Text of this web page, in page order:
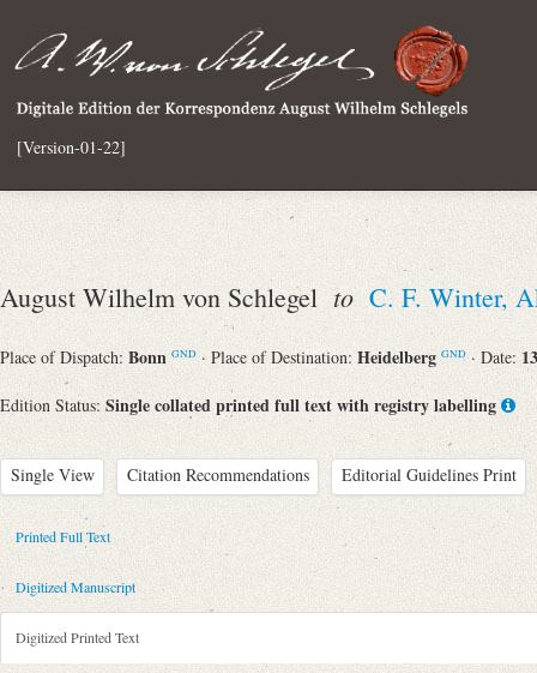
[Version-01-22]
August Wilhelm von Schlegel to C. F. Winter,
Place of Dispatch: Bonn GND · Place of Destination: Heidelberg GND · Date:
Edition Status: Single collated printed full text with registry labelling
Single View Citation Recommendations Editorial Guidelines Print
Metadata Concerning Header
Sender: August Wilhelm von Schlegel
Recipient: C. F. Winter, Akademische Buchhandlung (Heidelberg),
Place of Dispatch: Bonn
Place of Destination: Heidelberg
Printed Full Text
Digitized Manuscript
Digitized Printed Text